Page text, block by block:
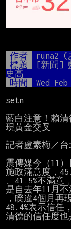
作者 runa2 (
標題
[新聞]
史高
時間
Wed
setn
藍白注意！賴
現黃金交叉
記者盧素梅／台
震傳媒今（11
施政滿意度，
、41.5%不滿意
是自去年11月
，睽違4個月再
48.4%表示信任
清德的信任度也